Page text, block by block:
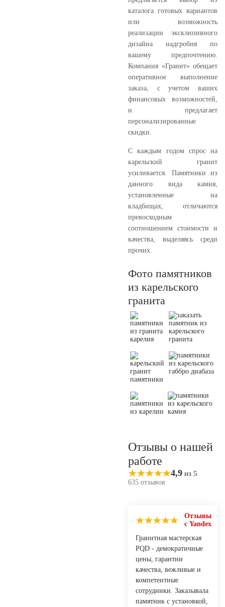
каталога готовых вариантов
или возможность
реализации эксклюзивного
дизайна надгробия по
вашему предпочтению.
Компания «Гранит» обещает
оперативное выполнение
заказа, с учетом ваших
финансовых возможностей,
и предлагает
персонализированные
скидки.
С каждым годом спрос на
карельский гранит
усиливается. Памятники из
данного вида камня,
установленные на
кладбищах, отличаются
превосходным
соотношением стоимости и
качества, выделяясь среди
прочих.
Фото памятников
из карельского
гранита
Отзывы о нашей
работе
4,9 из 5
635 отзывов
Отзывы
с Yandex
Гранитная мастерская
PQD - демократичные
цены, гарантии
качества, вежливые и
компетентные
сотрудники. Заказывала
памятник с установкой,